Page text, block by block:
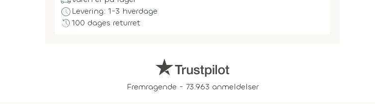
scheduleLevering: 1-3 hverdage
history100 dages returret
Fremragende - 73.963 anmeldelser